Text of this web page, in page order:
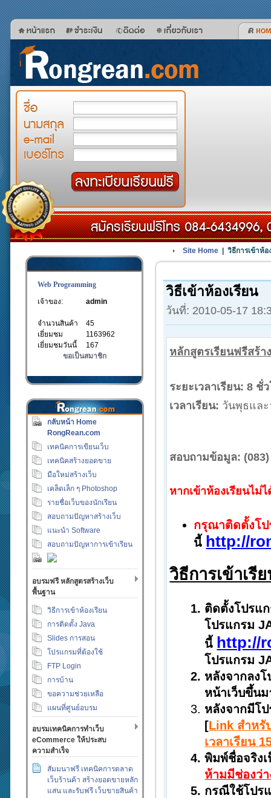
Web Programming
เจ้าของ:
admin
จำนวนสินค้า
45
เยี่ยมชม
1163962
เยี่ยมชมวันนี้
167
ขอเป็นสมาชิก
กลับหน้า Home
RongRean.com
เทคนิคการเขียนเว็บ
เทคนิคสร้างยอดขาย
มือใหม่สร้างเว็บ
เคล็ดเล็ก ๆ Photoshop
รายชื่อเว็บของนักเรียน
สอบถามปัญหาสร้างเว็บ
แนะนำ Software
สอบถามปัญหาการเข้าเรียน
อบรมฟรี หลักสูตรสร้างเว็บ
พื้นฐาน
วิธีการเข้าห้องเรียน
การติดตั้ง Java
Slides การสอน
โปรแกรมที่ต้องใช้
FTP Login
การบ้าน
ขอความช่วยเหลือ
แผนที่ศูนย์อบรม
อบรมเทคนิคการทำเว็บ
eCommerce ให้ประสบ
ความสำเร็จ
สัมมนาฟรี เทคนิคการตลาด
เว็บร้านค้า สร้างยอดขายหลัก
แสน และรับฟรี เว็บขายสินค้า
Site Home | วิธีการเข้าห้อ
วิธีเข้าห้องเรียน
วันที่: 2010-05-17
หลักสูตรเรียนฟรีสร้า
ระยะเวลาเรียน: 8 ชั่
เวลาเรียน: วันพุธและ
สอบถามข้อมูล:
หากเข้าห้องเรียนไม่ไ
กรุณาติดตั้งโป
นี้ http://
วิธีการเข้าเรี
ติดตั้งโปรแ
โปรแกรม
นี้ http://
โปรแกรม
หลังจากลง
หน้าเว็บขึ้น
หลังจากมีโ
[Link สำหรั
เวลาเรียน
พิมพ์ชื่อจริง
ห้ามมีช่องว่
กรณีใช้โปร